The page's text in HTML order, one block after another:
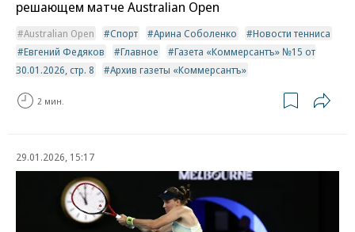
решающем матче Australian Open
Australian Open Спорт Арина Соболенко
Новости тенниса
Евгений Федяков
Главное
Газета «Коммерсантъ» №15 от
30.01.2026, стр. 8
Архив газеты «Коммерсантъ»
2 мин.
29.01.2026, 15:17